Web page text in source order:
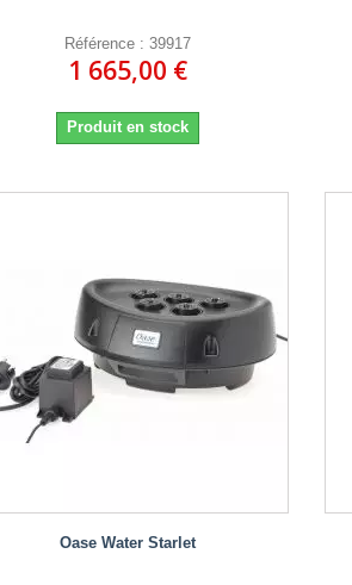
Référence : 39917
1 665,00 €
Produit en stock
Oase Water Starlet